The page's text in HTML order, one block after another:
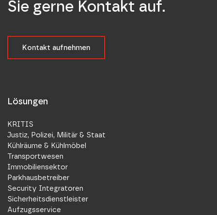
Sie gerne Kontakt auf.
Kontakt aufnehmen
Lösungen
KRITIS
Justiz, Polizei, Militär & Staat
Kühlräume & Kühlmöbel
Transportwesen
Immobiliensektor
Parkhausbetreiber
Security Integratoren
Sicherheitsdienstleister
Aufzugsservice